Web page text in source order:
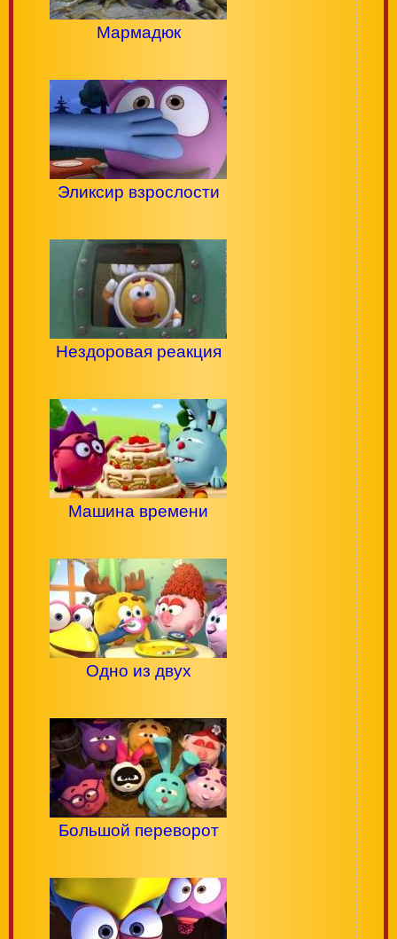
Мармадюк
Эликсир взрослости
Нездоровая реакция
Машина времени
Одно из двух
Большой переворот